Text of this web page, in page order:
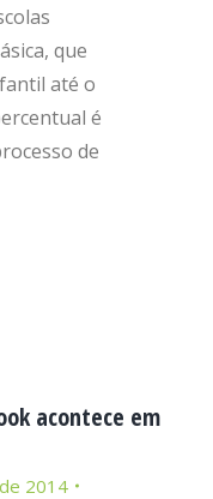
que
até o
é
de
acontece em
2014